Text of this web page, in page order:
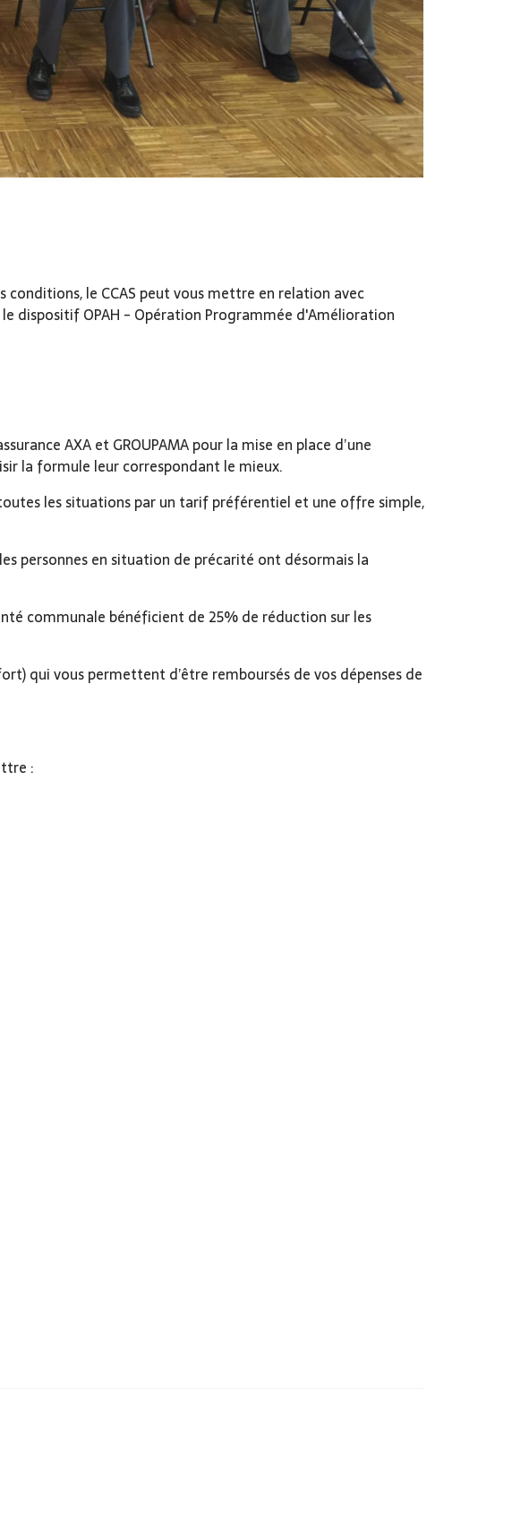
le CCAS peut vous mettre en relation avec
dispositif OPAH - Opération Programmée d'Amélioration
AXA et GROUPAMA pour la mise en place d’une
la formule leur correspondant le mieux.
les situations par un tarif préférentiel et une offre simple,
personnes en situation de précarité ont désormais la
communale bénéficient de 25% de réduction sur les
qui vous permettent d’être remboursés de vos dépenses de
: